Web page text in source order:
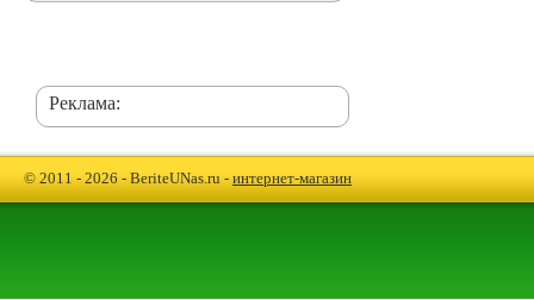
Реклама:
© 2011 - 2026 - BeriteUNas.ru - интернет-магазин